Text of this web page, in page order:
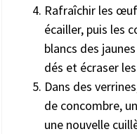
Rafraîchir les
écailler, puis les
blancs des
dés et écraser
Dans des
de concombre,
une nouvelle